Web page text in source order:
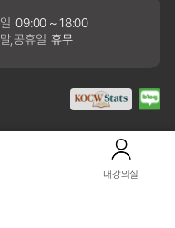
09:00 ~ 18:00
,공휴일 휴무
우)41061
내강의실